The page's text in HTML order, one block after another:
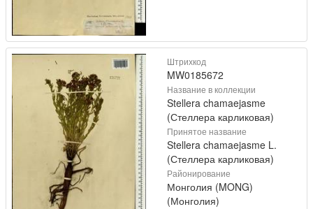
Штрихкод
MW0185672
Название в коллекции
Stellera chamaejasme
(Стеллера карликовая)
Принятое название
Stellera chamaejasme L.
(Стеллера карликовая)
Районирование
Монголия (MONG)
(Монголия)